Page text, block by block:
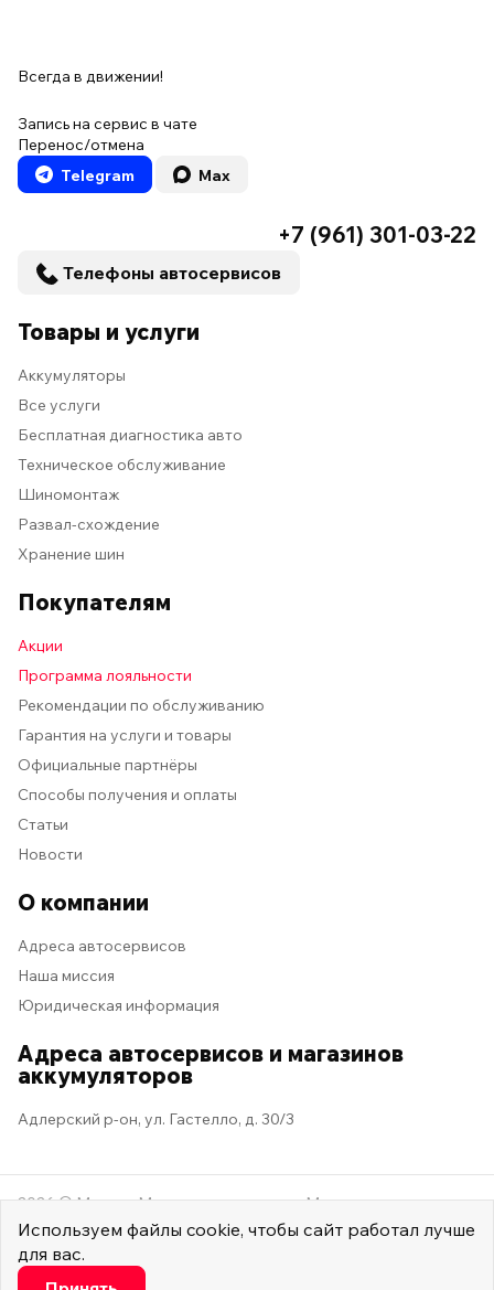
Всегда в движении!
Запись на сервис в чате
Перенос/отмена
Telegram
Max
+7 (961) 301-03-22
Телефоны автосервисов
Товары и услуги
Аккумуляторы
Все услуги
Бесплатная диагностика авто
Техническое обслуживание
Шиномонтаж
Развал-схождение
Хранение шин
Покупателям
Акции
Программа лояльности
Рекомендации по обслуживанию
Гарантия на услуги и товары
Официальные партнёры
Способы получения и оплаты
Статьи
Новости
О компании
Адреса автосервисов
Наша миссия
Юридическая информация
Адреса автосервисов и магазинов
аккумуляторов
Адлерский р-он, ул. Гастелло, д. 30/3
2026 © Мастер Машина Мы в социальных сетях
Используем файлы cookie, чтобы сайт работал лучше
для вас.
Настроить